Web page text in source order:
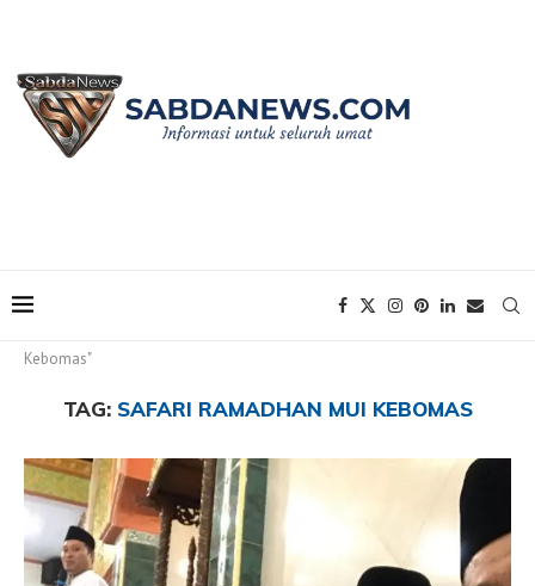
Kebomas"
TAG: SAFARI RAMADHAN MUI KEBOMAS